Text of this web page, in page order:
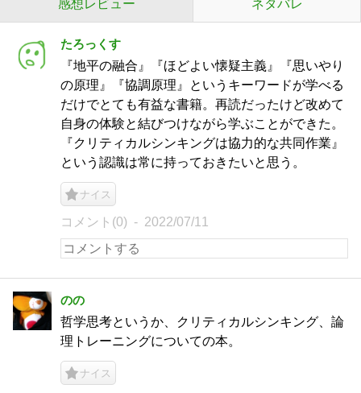
感想レビュー ネタバレ
たろっくす
『地平の融合』『ほどよい懐疑主義』『思いやり
の原理』『協調原理』というキーワードが学べる
だけでとても有益な書籍。再読だったけど改めて
自身の体験と結びつけながら学ぶことができた。
『クリティカルシンキングは協力的な共同作業』
という認識は常に持っておきたいと思う。
ナイス
コメント(0) 2022/07/11
のの
哲学思考というか、クリティカルシンキング、論
理トレーニングについての本。
ナイス